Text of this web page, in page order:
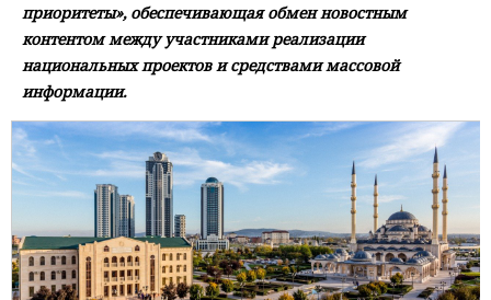
приоритеты», обеспечивающая обмен новостным
контентом между участниками реализации
национальных проектов и средствами массовой
информации.